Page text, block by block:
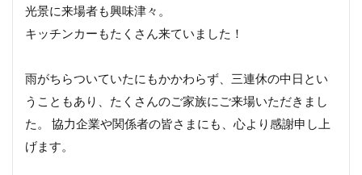
光景に来場者も興味津々。
キッチンカーもたくさん来ていました！
雨がちらついていたにもかかわらず、三連休の中日とい
うこともあり、たくさんのご家族にご来場いただきまし
た。 協力企業や関係者の皆さまにも、心より感謝申し上
げます。